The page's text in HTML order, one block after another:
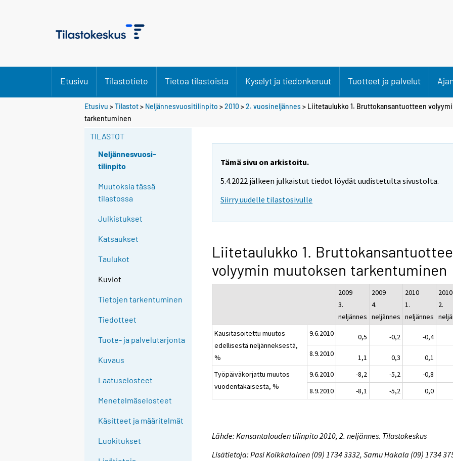
Etusivu Tilastotieto Tietoa tilastoista Kyselyt ja tiedonkeruut Tuotteet ja palvelut
Etusivu >Tilastot> Neljännesvuositilinpito >2010 >2. vuosineljännes> Liitetaulukko 1. Bruttokansantuotteen
tarkentuminen
TILASTOT
Neljännesvuosi-
tilinpito
Muutoksia tässä
tilastossa
Julkistukset
Katsaukset
Taulukot
Kuviot
Tietojen tarkentuminen
Tiedotteet
Tuote- ja palvelutarjonta
Kuvaus
Laatuselosteet
Menetelmäselosteet
Käsitteet ja määritelmät
Luokitukset
Tämä sivu on arkistoitu.
5.4.2022 jälkeen julkaistut tiedot löydät uudistetulta sivustolta.
Siirry uudelle tilastosivulle
Liitetaulukko 1.
volyymin muutoksen tarkentuminen
2009
3.
neljännes
2009
4.
neljännes
2010
1.
neljännes
2010
2.
Kausitasoitettu muutos
edellisestä neljänneksestä,
%
9.6.2010 0,5 -0,2
-0,4
8.9.2010
1,1 0,3
0,1
Työpäiväkorjattu muutos
vuodentakaisesta, %
9.6.2010 -8,2 -5,2
-0,8
8.9.2010
-8,1 -5,2 0,0
Lähde: Kansantalouden tilinpito 2010, 2. neljännes. Tilastokeskus
Lisätietoja: Pasi Koikkalainen (09) 1734 3332, Samu Hakala (09) 1734